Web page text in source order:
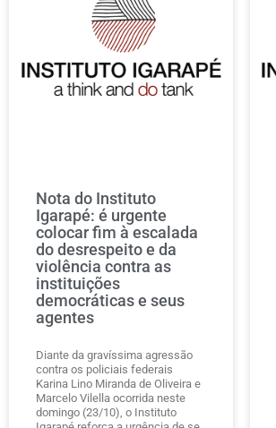
Nota do Instituto
Igarapé: é urgente
colocar fim à escalada
do desrespeito e da
violência contra as
instituições
democráticas e seus
agentes
Diante da gravíssima agressão
contra os policiais federais
Karina Lino Miranda de Oliveira e
Marcelo Vilella ocorrida neste
domingo (23/10), o Instituto